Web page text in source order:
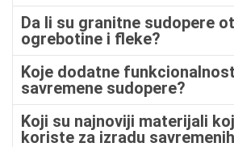
Da li su granitne sudopere
ogrebotine i fleke?
Koje dodatne
savremene sudopere?
Koji su najnoviji materijali
koriste za izradu savremenih